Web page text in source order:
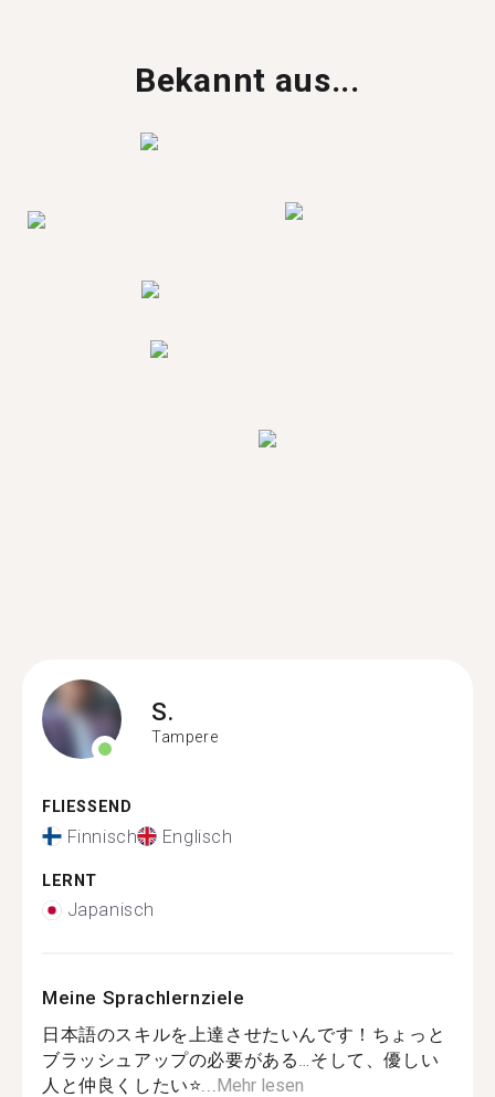
Bekannt aus...
S.
Tampere
FLIESSEND
Finnisch Englisch
LERNT
Japanisch
Meine Sprachlernziele
日本語のスキルを上達させたいんです！ちょっと
ブラッシュアップの必要がある…そして、優しい
人と仲良くしたい⭐...Mehr lesen